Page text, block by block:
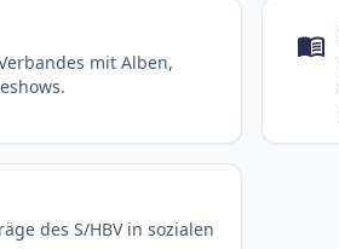
mit Alben,
des S/HBV in sozialen